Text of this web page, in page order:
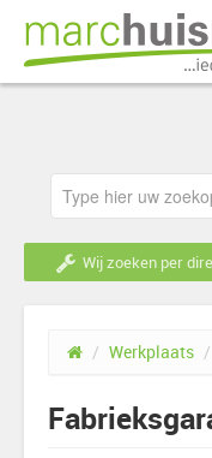
Voorraad
Nieuwe auto's
Werkplaats
Over ons
Wij zoeken per
/ Werkplaats /